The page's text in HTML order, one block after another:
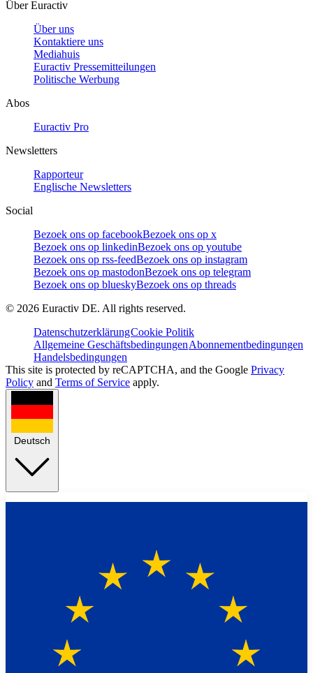
Über Euractiv
Über uns
Kontaktiere uns
Mediahuis
Euractiv Pressemitteilungen
Politische Werbung
Abos
Euractiv Pro
Newsletters
Rapporteur
Englische Newsletters
Social
Bezoek ons op facebookBezoek ons op x
Bezoek ons op linkedinBezoek ons op youtube
Bezoek ons op rss-feedBezoek ons op instagram
Bezoek ons op mastodonBezoek ons op telegram
Bezoek ons op blueskyBezoek ons op threads
© 2026 Euractiv DE. All rights reserved.
DatenschutzerklärungCookie Politik
Allgemeine GeschäftsbedingungenAbonnementbedingungen
Handelsbedingungen
This site is protected by reCAPTCHA, and the Google Privacy
Policy and Terms of Service apply.
Deutsch